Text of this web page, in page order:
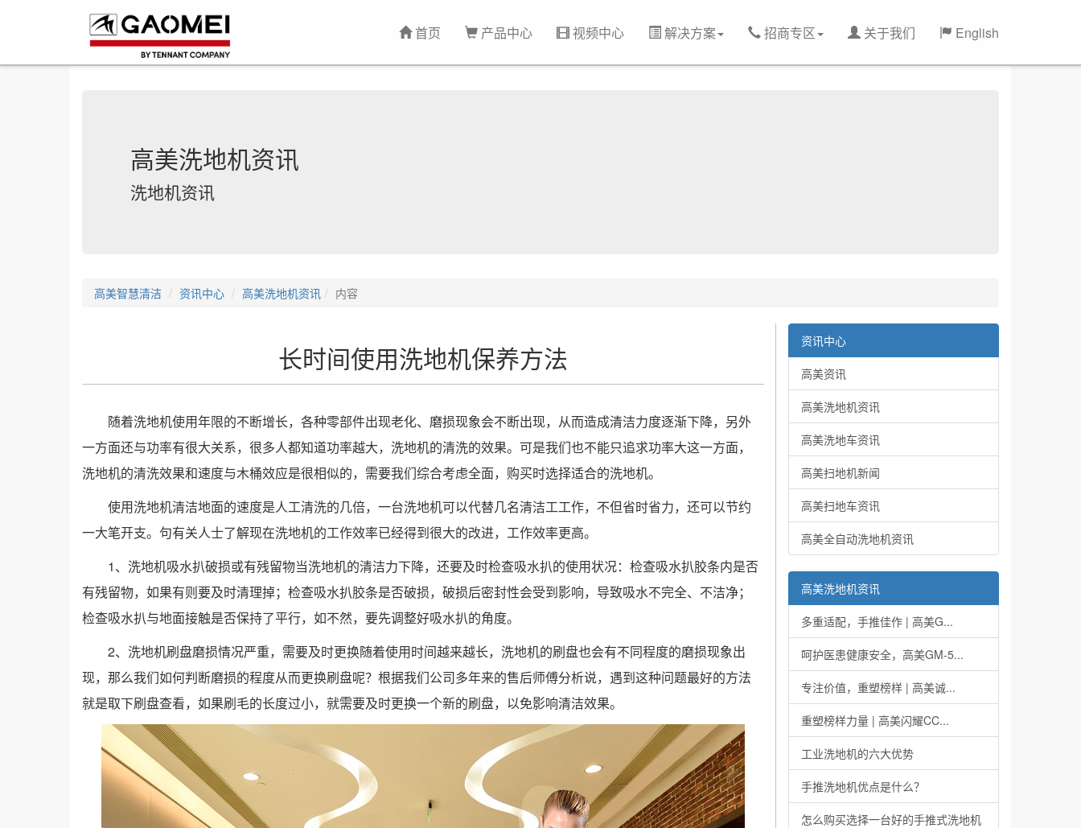
首页 产品中心 视频中心 解决方案 招商专区 关于我们 English
高美洗地机资讯
洗地机资讯
高美智慧清洁 资讯中心 高美洗地机资讯 内容
长时间使用洗地机保养方法
随着洗地机使用年限的不断增长，各种零部件出现老化、磨损现象会不断出现，从而造成清洁力度逐渐下降，另外
一方面还与功率有很大关系，很多人都知道功率越大，洗地机的清洗的效果。可是我们也不能只追求功率大这一方面，
洗地机的清洗效果和速度与木桶效应是很相似的，需要我们综合考虑全面，购买时选择适合的洗地机。
使用洗地机清洁地面的速度是人工清洗的几倍，一台洗地机可以代替几名清洁工工作，不但省时省力，还可以节约
一大笔开支。句有关人士了解现在洗地机的工作效率已经得到很大的改进，工作效率更高。
1、洗地机吸水扒破损或有残留物当洗地机的清洁力下降，还要及时检查吸水扒的使用状况：检查吸水扒胶条内是否
有残留物，如果有则要及时清理掉；检查吸水扒胶条是否破损，破损后密封性会受到影响，导致吸水不完全、不洁净；
检查吸水扒与地面接触是否保持了平行，如不然，要先调整好吸水扒的角度。
2、洗地机刷盘磨损情况严重，需要及时更换随着使用时间越来越长，洗地机的刷盘也会有不同程度的磨损现象出
现，那么我们如何判断磨损的程度从而更换刷盘呢？根据我们公司多年来的售后师傅分析说，遇到这种问题最好的方法
就是取下刷盘查看，如果刷毛的长度过小，就需要及时更换一个新的刷盘，以免影响清洁效果。
资讯中心
高美资讯
高美洗地机资讯
高美洗地车资讯
高美扫地机新闻
高美扫地车资讯
高美全自动洗地机资讯
高美洗地机资讯
多重适配，手推佳作 | 高美G...
呵护医患健康安全，高美GM-5...
专注价值，重塑榜样 | 高美诚...
重塑榜样力量 | 高美闪耀CC...
工业洗地机的六大优势
手推洗地机优点是什么？
怎么购买选择一台好的手推式洗地机